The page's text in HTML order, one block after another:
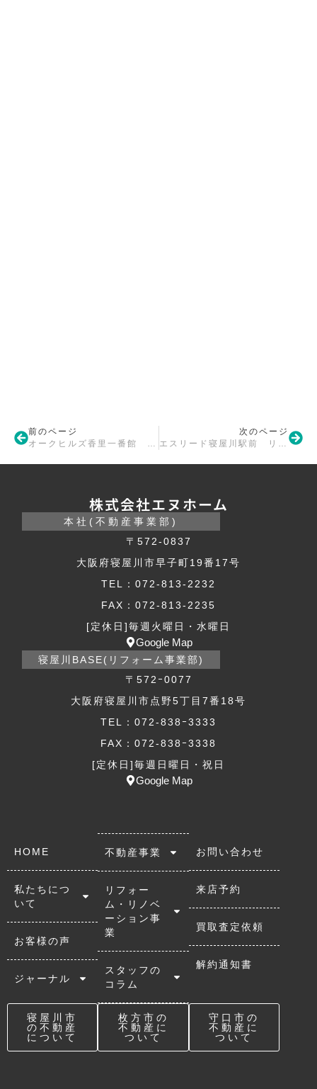
前のページ
オークヒルズ香里一番館 リフォーム工事完了
次のページ
エスリード寝屋川駅前 リフォーム工事完了
株式会社エヌホーム
本社(不動産事業部)
〒572-0837
大阪府寝屋川市早子町19番17号
TEL：072-813-2232
FAX：072-813-2235
[定休日]毎週火曜日・水曜日
Google Map
寝屋川BASE(リフォーム事業部)
〒572ｰ0077
大阪府寝屋川市点野5丁目7番18号
TEL：072-838ｰ3333
FAX：072-838ｰ3338
[定休日]毎週日曜日・祝日
Google Map
HOME
私たちにつ
いて
お客様の声
ジャーナル
不動産事業
リフォー
ム・リノベ
ーション事
業
スタッフの
コラム
お問い合わせ
来店予約
買取査定依頼
解約通知書
寝屋川市
の不動産
について
枚方市の
不動産に
ついて
守口市の
不動産に
ついて